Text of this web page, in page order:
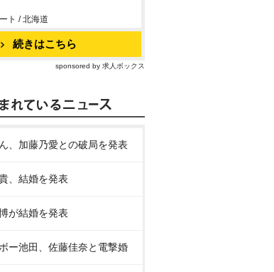
ト / 北海道
続きはこちら
sponsored by 求人ボックス
、加藤乃愛との破局を発表
、結婚を発表
が結婚を発表
ー池田、佐藤佳奈と電撃婚